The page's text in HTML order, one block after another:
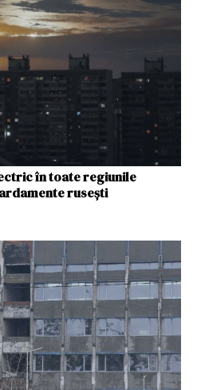
în toate regiunile
ruseşti